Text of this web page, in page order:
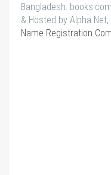
Bangladesh.
& Hosted by Alpha Net,
Name Registration